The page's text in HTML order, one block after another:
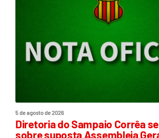
5 de agosto de 2026
Diretoria do Sampaio Corrêa
sobre suposta Assembleia